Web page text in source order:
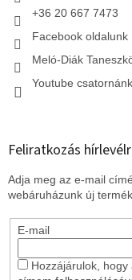
+36 20 667 7473
Facebook oldalunk
Meló-Diák
Youtube csatornánk
Feliratkozás
Adja meg az e-mail
webáruházunk új
E-mail
Hozzájárulok,